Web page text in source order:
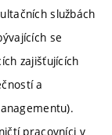
službách
se
zajišťujících
a
pracovníci v